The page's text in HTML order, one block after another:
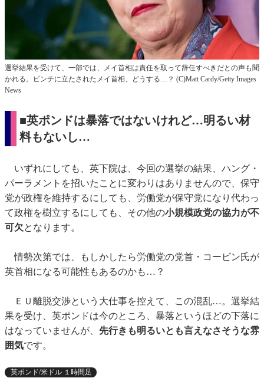
選挙結果を受けて、一部では、メイ首相は責任を取って辞任すべきだとの声も聞
かれる。ピンチに立たされたメイ首相、どうする…？ (C)Matt Cardy/Getty Images
News
■英ポンドは暴落ではないけれど…明るい材
料もないし…
いずれにしても、英下院は、今回の選挙の結果、ハング・
パーラメントを招いたことに変わりはありませんので、保守
党が政権を維持するにしても、労働党が保守党になり代わっ
て政権を樹立するにしても、その他の小規模政党の協力が不
可欠となります。
情勢次第では、もしかしたら労働党の党首・コービン氏が
英首相になる可能性もあるのかも…？
ＥＵ離脱交渉という大仕事を控えて、この混乱…。選挙結
果を受け、英ポンドは今のところ、暴落というほどの下落に
はなっていませんが、 先行きも明るいとも言えなさそうな雰
囲気です。
英ポンド/米ドル １時間足